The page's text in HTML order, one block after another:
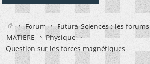
Forum
Futura-Sciences : les
MATIERE
Physique
Question sur les forces magnétiques